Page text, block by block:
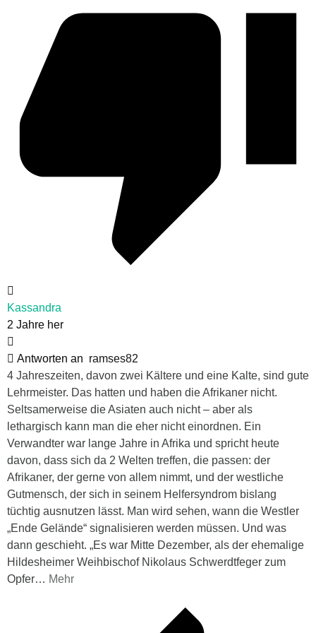
Kassandra
2 Jahre her
Antworten an ramses82
4 Jahreszeiten, davon zwei Kältere und eine Kalte, sind gute
Lehrmeister. Das hatten und haben die Afrikaner nicht.
Seltsamerweise die Asiaten auch nicht – aber als
lethargisch kann man die eher nicht einordnen. Ein
Verwandter war lange Jahre in Afrika und spricht heute
davon, dass sich da 2 Welten treffen, die passen: der
Afrikaner, der gerne von allem nimmt, und der westliche
Gutmensch, der sich in seinem Helfersyndrom bislang
tüchtig ausnutzen lässt. Man wird sehen, wann die Westler
„Ende Gelände“ signalisieren werden müssen. Und was
dann geschieht. „Es war Mitte Dezember, als der ehemalige
Hildesheimer Weihbischof Nikolaus Schwerdtfeger zum
Opfer… Mehr